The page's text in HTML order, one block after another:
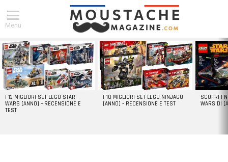
Menu
DERNIERS
ARTICLES
I 13 MIGLIORI SET LEGO STAR
WARS [ANNO] – RECENSIONE E
TEST
I 10 MIGLIORI SET LEGO NINJAGO
[ANNO] – RECENSIONE E TEST
SCOPRI I
WARS DI